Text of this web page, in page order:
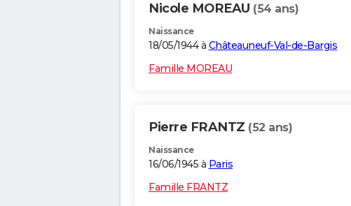
Nicole MOREAU (54 ans)
Naissance
18/05/1944 à Châteauneuf-Val-de-Bargis
Famille MOREAU
Pierre FRANTZ (52 ans)
Naissance
16/06/1945 à Paris
Famille FRANTZ